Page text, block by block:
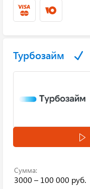
Турбозайм
Сумма:
3000 – 100 000 руб.